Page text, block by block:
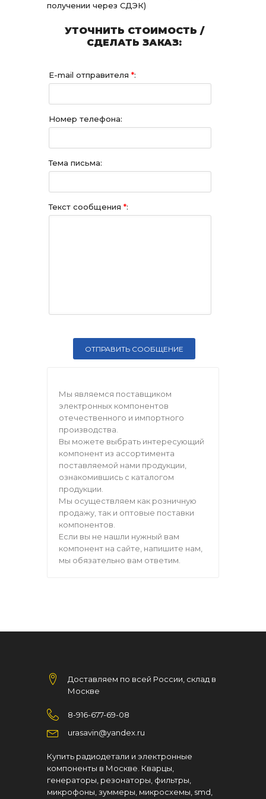
получении через СДЭК)
УТОЧНИТЬ СТОИМОСТЬ /
СДЕЛАТЬ ЗАКАЗ:
E-mail отправителя *:
Номер телефона:
Тема письма:
Текст сообщения *:
Мы являемся поставщиком
электронных компонентов
отечественного и импортного
производства.
Вы можете выбрать интересующий
компонент из ассортимента
поставляемой нами продукции,
ознакомившись с каталогом
продукции.
Мы осуществляем как розничную
продажу, так и оптовые поставки
компонентов.
Если вы не нашли нужный вам
компонент на сайте, напишите нам,
мы обязательно вам ответим.
Доставляем по всей России, склад в
Москве
8-916-677-69-08
urasavin@yandex.ru
Купить радиодетали и электронные
компоненты в Москве. Кварцы,
генераторы, резонаторы, фильтры,
микрофоны, зуммеры, микросхемы, smd,